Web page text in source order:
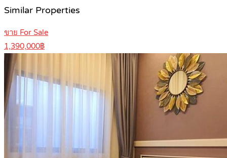
Similar Properties
ขาย For Sale
1,390,000฿